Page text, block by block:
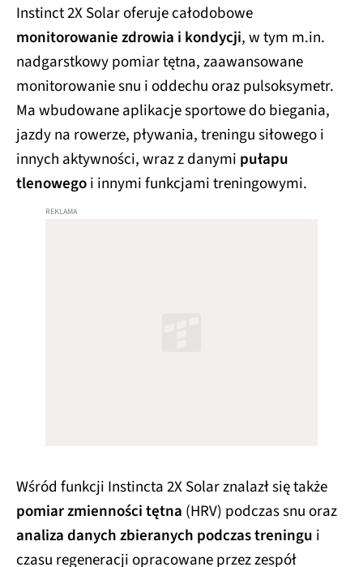
Instinct 2X Solar oferuje całodobowe
monitorowanie zdrowia i kondycji, w tym m.in.
nadgarstkowy pomiar tętna, zaawansowane
monitorowanie snu i oddechu oraz pulsoksymetr.
Ma wbudowane aplikacje sportowe do biegania,
jazdy na rowerze, pływania, treningu siłowego i
innych aktywności, wraz z danymi pułapu
tlenowegoi innymi funkcjami treningowymi.
Wśród funkcji Instincta 2X Solar znalazł się także
pomiar zmienności tętna (HRV) podczas snu oraz
analiza danych zbieranych podczas treningu i
czasu regeneracji opracowane przez zespół